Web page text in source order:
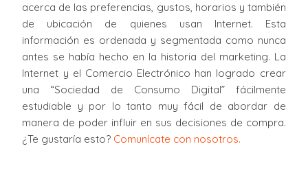
acerca de las preferencias, gustos, horarios y también
de ubicación de quienes usan Internet. Esta
información es ordenada y segmentada como nunca
antes se había hecho en la historia del marketing. La
Internet y el Comercio Electrónico han logrado crear
una “Sociedad de Consumo Digital” fácilmente
estudiable y por lo tanto muy fácil de abordar de
manera de poder influir en sus decisiones de compra.
¿Te gustaría esto? Comunícate con nosotros.